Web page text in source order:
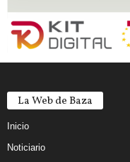
La Web de Baza
Inicio
Noticiario